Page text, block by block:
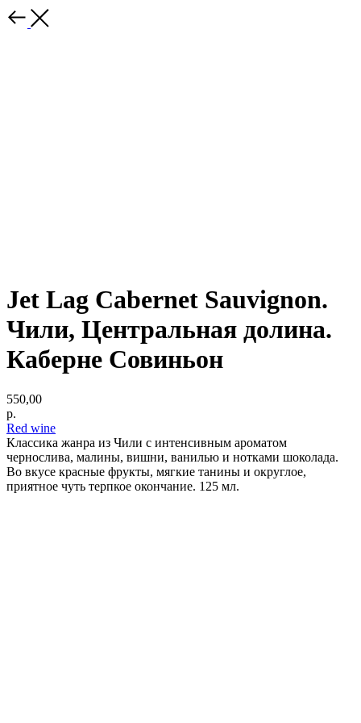
Jet Lag Cabernet Sauvignon.
Чили, Центральная долина.
Каберне Совиньон
550,00
р.
Red wine
Классика жанра из Чили с интенсивным ароматом
чернослива, малины, вишни, ванилью и нотками шоколада.
Во вкусе красные фрукты, мягкие танины и округлое,
приятное чуть терпкое окончание. 125 мл.